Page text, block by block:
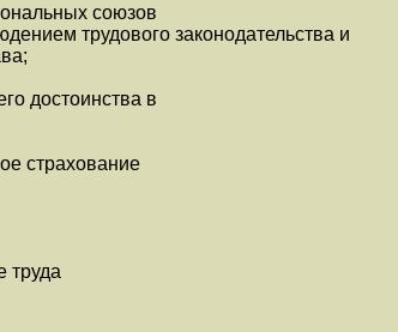
союзов
трудового законодательства и
достоинства в
страхование
труда